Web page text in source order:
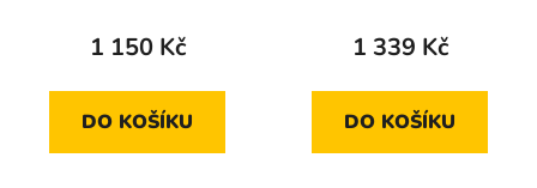
1 150 Kč
DO KOŠÍKU
2010 standard
1 339 Kč
DO KOŠÍKU